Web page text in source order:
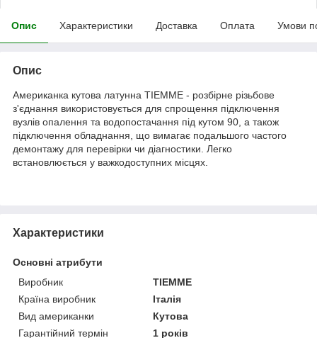
Опис Характеристики Доставка Оплата Умови
Опис
Американка кутова латунна TIEMME - розбірне різьбове
з'єднання використовується для спрощення підключення
вузлів опалення та водопостачання під кутом 90, а також
підключення обладнання, що вимагає подальшого частого
демонтажу для перевірки чи діагностики. Легко
встановлюється у важкодоступних місцях.
Характеристики
Основні атрибути
Виробник
TIEMME
Країна виробник
Італія
Вид американки
Кутова
Гарантійний термін
1 років